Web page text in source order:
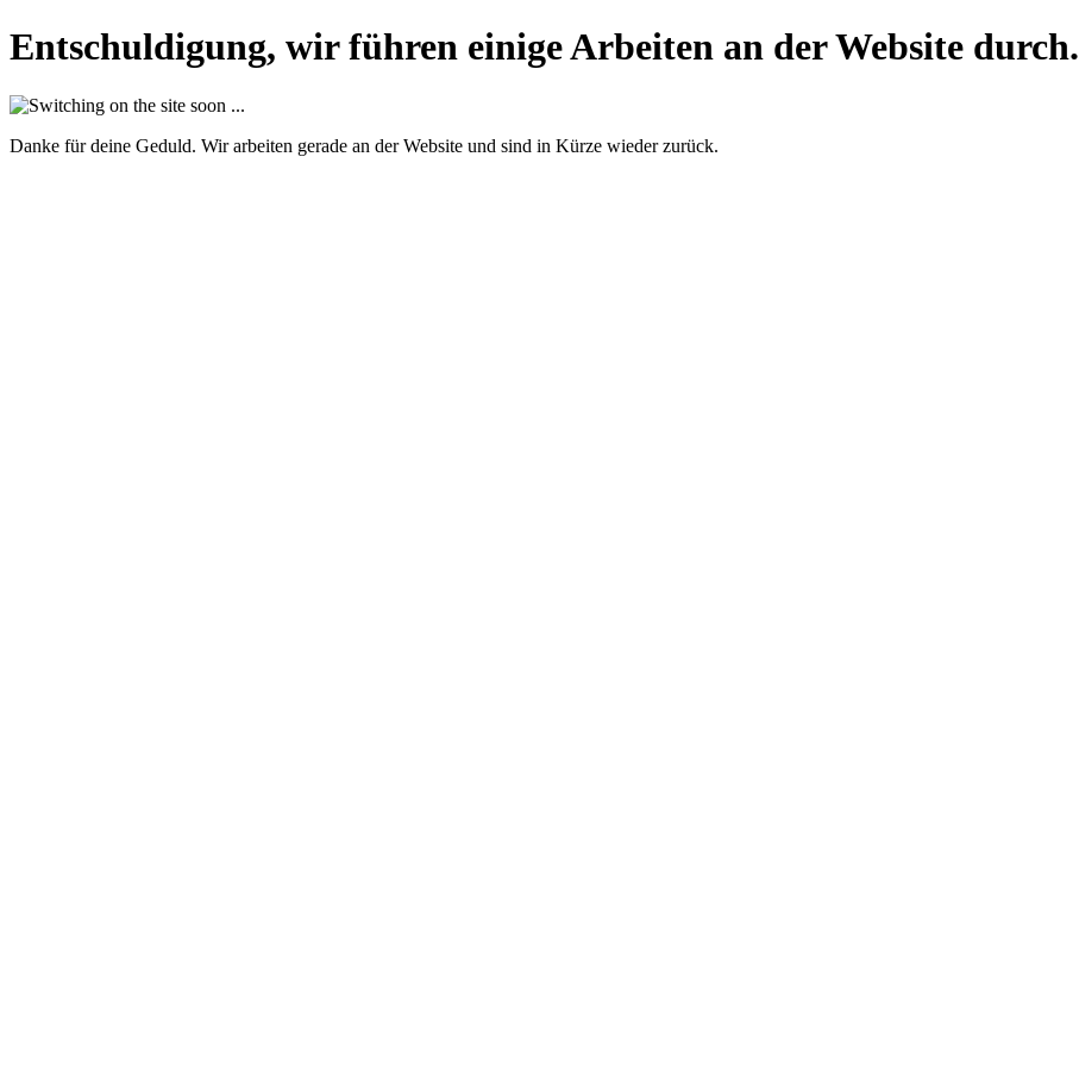
Entschuldigung, wir führen einige Arbeiten an der Website durch.
Danke für deine Geduld. Wir arbeiten gerade an der Website und sind in Kürze wieder zurück.